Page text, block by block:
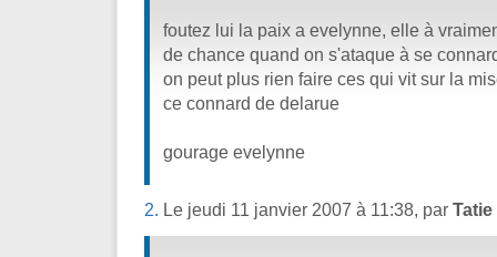
foutez lui la paix a evelynne, elle à
de chance quand on s'ataque à se
on peut plus rien faire ces qui vit sur la
ce connard de delarue
gourage evelynne
2. Le jeudi 11 janvier 2007 à 11:38, par